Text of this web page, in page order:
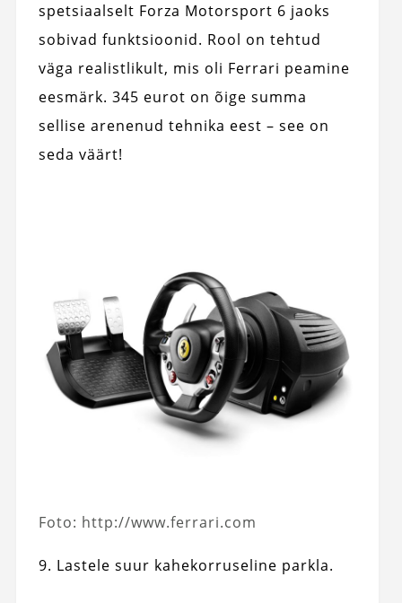
spetsiaalselt Forza Motorsport 6 jaoks
sobivad funktsioonid. Rool on tehtud
väga realistlikult, mis oli Ferrari peamine
eesmärk. 345 eurot on õige summa
sellise arenenud tehnika eest – see on
seda väärt!
Foto: http://www.ferrari.com
9. Lastele suur kahekorruseline parkla.